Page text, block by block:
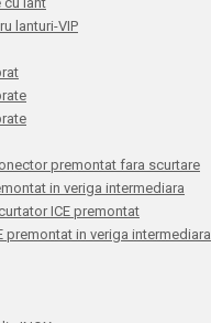
lanturi-VIP
premontat fara scurtare
in veriga intermediara
ICE premontat
premontat in veriga intermediara